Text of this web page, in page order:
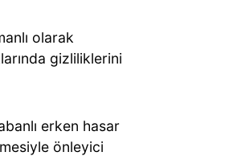
olarak
gizliliklerini
erken hasar
önleyici